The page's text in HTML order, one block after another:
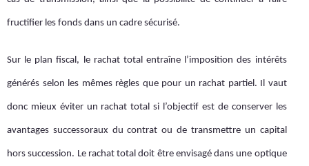
fructifier les fonds dans un cadre sécurisé.
Sur le plan fiscal, le rachat total entraîne l’imposition des intérêts
générés selon les mêmes règles que pour un rachat partiel. Il vaut
donc mieux éviter un rachat total si l’objectif est de conserver les
avantages successoraux du contrat ou de transmettre un capital
hors succession. Le rachat total doit être envisagé dans une optique